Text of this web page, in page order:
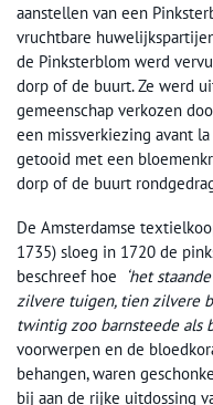
aanstellen van een
vruchtbare
de Pinksterblom werd
dorp of de buurt. Ze werd
gemeenschap verkozen
een missverkiezing avant
getooid met een
dorp of de buurt
De Amsterdamse
1735) sloeg in 1720 de
beschreef hoe
‘het
zilvere tuigen, tien zilvere
twintig zoo barnsteede als
voorwerpen en de
behangen, waren
bij aan de rijke uitdossing